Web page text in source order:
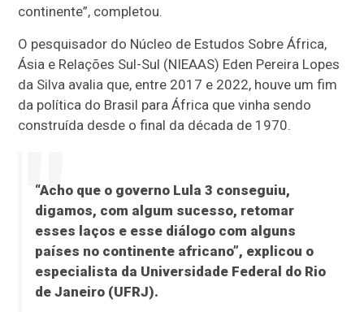
continente”, completou.
O pesquisador do Núcleo de Estudos Sobre África,
Ásia e Relações Sul-Sul (NIEAAS) Eden Pereira Lopes
da Silva avalia que, entre 2017 e 2022, houve um fim
da política do Brasil para África que vinha sendo
construída desde o final da década de 1970.
“Acho que o governo Lula 3 conseguiu,
digamos, com algum sucesso, retomar
esses laços e esse diálogo com alguns
países no continente africano”, explicou o
especialista da Universidade Federal do Rio
de Janeiro (UFRJ).